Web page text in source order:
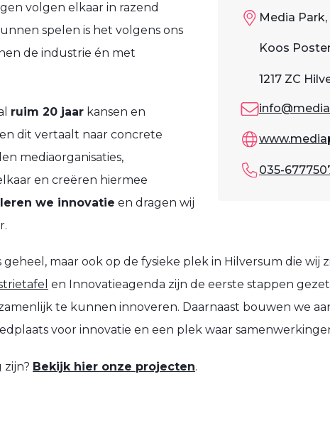
Media
Koos
1217 ZC
035-
volgen elkaar in razend
spelen is het volgens ons
de industrie én met
ruim 20 jaar kansen en
dit vertaalt naar concrete
mediaorganisaties,
en creëren hiermee
we innovatie en dragen wij
maar ook op de fysieke plek in Hilversum die wij
en Innovatieagenda zijn de eerste stappen
te kunnen innoveren. Daarnaast bouwen we
voor innovatie en een plek waar
zijn? Bekijk hier onze projecten.